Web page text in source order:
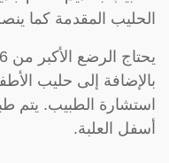
الحليب المقدمة كما
بالإضافة إلى حليب
استشارة الطبيب. يتم
أسفل العلبة.